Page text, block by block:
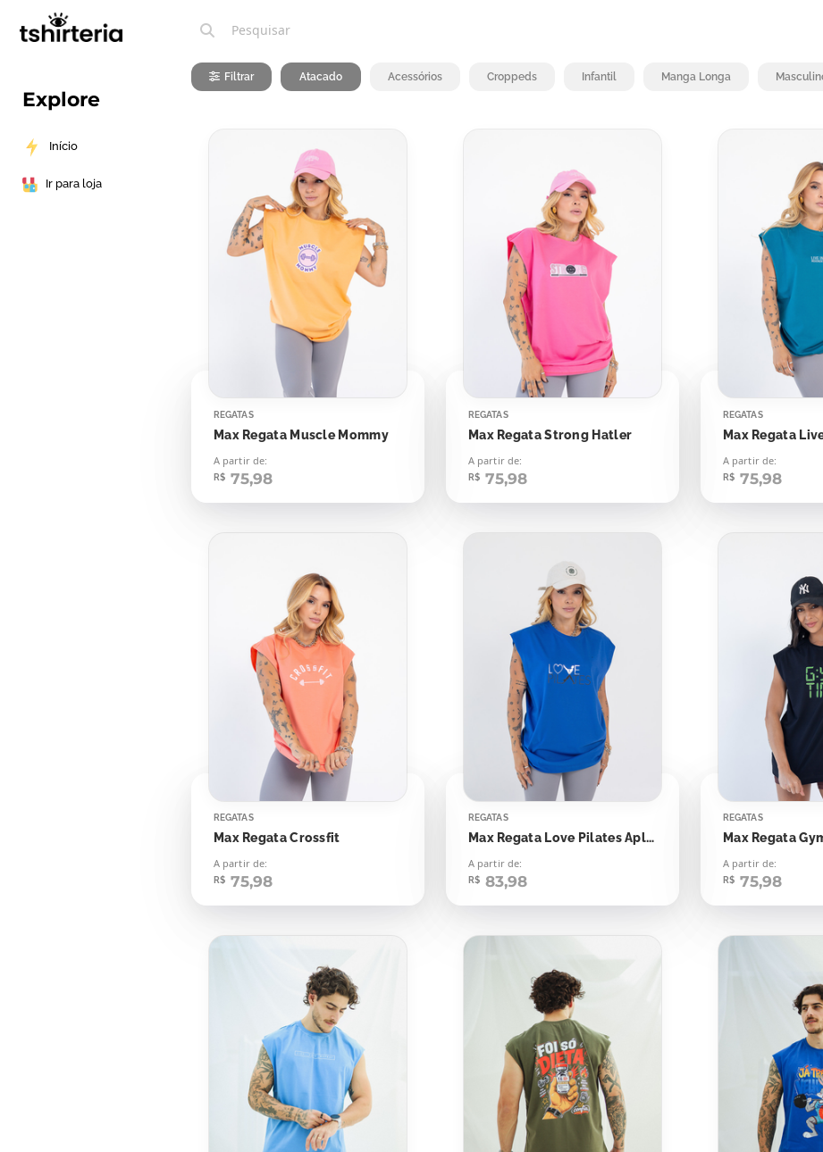
Explore
Início
Ir para loja
Filtrar Atacado Acessórios Croppeds Infantil Manga Longa
REGATAS
Max Regata Muscle Mommy
A partir de:
R$ 75,98
REGATAS
Max Regata Strong Hatler
A partir de:
R$ 75,98
REGATAS
Max Regata
A partir de:
R$ 75,98
REGATAS
Max Regata Crossfit
A partir de:
R$ 75,98
REGATAS
Max Regata Love Pilates Aplicação
A partir de:
R$ 83,98
REGATAS
Max Regata
A partir de:
R$ 75,98